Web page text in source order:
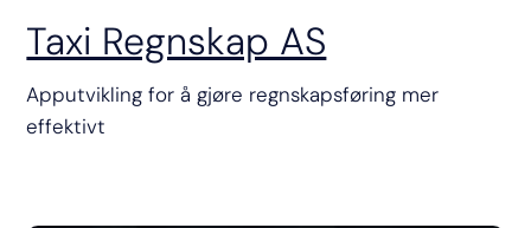
Taxi Regnskap AS
Apputvikling for å gjøre regnskapsføring mer
effektivt